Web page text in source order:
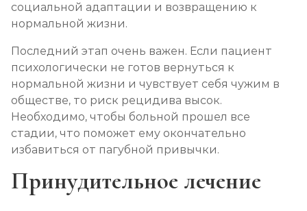
социальной адаптации и возвращению к
нормальной жизни.
Последний этап очень важен. Если пациент
психологически не готов вернуться к
нормальной жизни и чувствует себя чужим в
обществе, то риск рецидива высок.
Необходимо, чтобы больной прошел все
стадии, что поможет ему окончательно
избавиться от пагубной привычки.
Принудительное лечение